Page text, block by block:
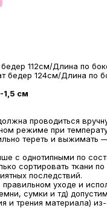
112см/Длина по
бедер 124см/Длина по
1,5 см
проводиться
режиме при
тереть и выжимать
с однотипными по
сортировать ткани
последствий.
уходе и
сумки и тд)
и трения материала)